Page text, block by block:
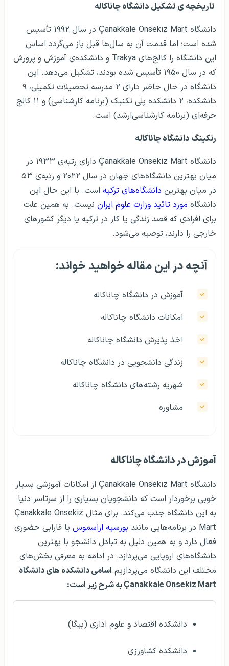
تاریخچه ی تشکیل دانشگاه چاناکاله
دانشگاه Çanakkale Onsekiz Mart در سال ۱۹۹۲ تأسیس
شده است؛ اما قدمت آن به سال‌ها قبل باز می‌گردد اساس
این دانشگاه را کالج‌های Trakya و دانشکده‌ی آموزش و پرورش
که در سال ۱۹۵۰ تأسیس شده بودند، تشکیل می‌دهد. این
دانشگاه در حال حاضر دارای ۲ مدرسه تحصیلات تکمیلی، ۹
دانشکده، ۲ دانشکده پلی تکنیک (برنامه کارشناسی) و ۱۱ کالج
حرفه‌ای (برنامه کارشناسی‌ارشد) است.
رنکینگ دانشگاهچاناکاله
دانشگاه Çanakkale Onsekiz Mart دارای رتبه‌ی ۱۹۳۳ در
میان بهترین دانشگاه‌های جهان در سال ۲۰۲۲ و رتبه‌ی ۵۳
در میان بهترین دانشگاه‌های ترکیه است. با این حال این
دانشگاه مورد تائید وزارت علوم ایران نیست. به همین علت
برای افرادی که قصد زندگی یا کار در ترکیه یا دیگر کشور‌های
خارجی را دارند، توصیه می‌شود.
آنچه در این مقاله خواهید خواند:
آموزش در دانشگاه چاناکاله
امکانات دانشگاه چاناکاله
اخذ پذیرش دانشگاه چاناکاله
زندگی دانشجویی در دانشگاه چاناکاله
شهریه رشته‌های دانشگاه چاناکاله
مشاوره
آموزش در دانشگاه چاناکاله
دانشگاه Çanakkale Onsekiz Mart از امکانات آموزشی بسیار
خوبی برخوردار است که دانشجویان بسیاری را از سرتاسر دنیا
به این دانشگاه جذب می‌کند. برای مثال Çanakkale Onsekiz
Mart در برنامه‌هایی مانند
بورسیه اراسموس یا فارابی حضوری
فعال دارد و به همین دلیل به تبادل دانشجو با بهترین
دانشگاه‌های اروپایی می‌پردازد. در ادامه به معرفی بخش‌های
مختلف این دانشگاه می‌پردازیم.اسامی دانشکده های دانشگاه
Çanakkale Onsekiz Martبه شرح زیر است:
دانشکده اقتصاد و علوم اداری (بیگا)
دانشکده کشاورزی